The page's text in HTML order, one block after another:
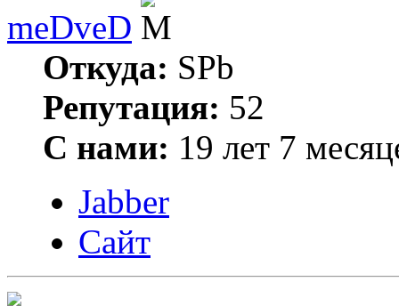
meDveD
Откуда: SPb
Репутация: 52
С нами: 19 лет 7
Jabber
Сайт